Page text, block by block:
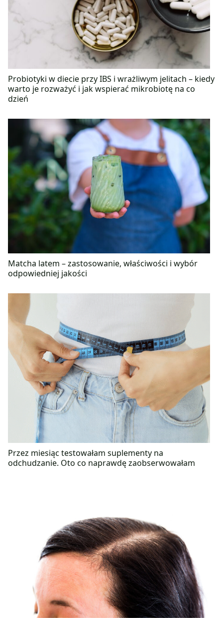
Probiotyki w diecie przy IBS i wrażliwym jelitach – kiedy
warto je rozważyć i jak wspierać mikrobiotę na co
dzień
Matcha latem – zastosowanie, właściwości i wybór
odpowiedniej jakości
Przez miesiąc testowałam suplementy na
odchudzanie. Oto co naprawdę zaobserwowałam